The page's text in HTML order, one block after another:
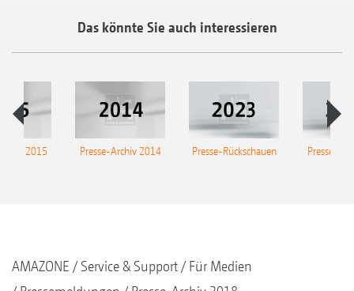
Das könnte Sie auch interessieren
2015 Presse-Archiv 2014 Presse-Rückschauen Presse-
AMAZONE Service & Support
Für Medien